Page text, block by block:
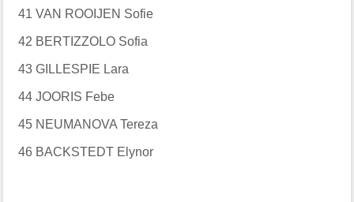
41 VAN ROOIJEN Sofie
42 BERTIZZOLO Sofia
43 GILLESPIE Lara
44 JOORIS Febe
45 NEUMANOVA Tereza
46 BACKSTEDT Elynor